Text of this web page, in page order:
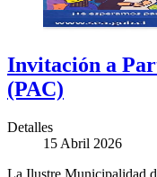
Invitación a
(PAC)
Detalles
15 Abril 2026
La Ilustre Municipalidad